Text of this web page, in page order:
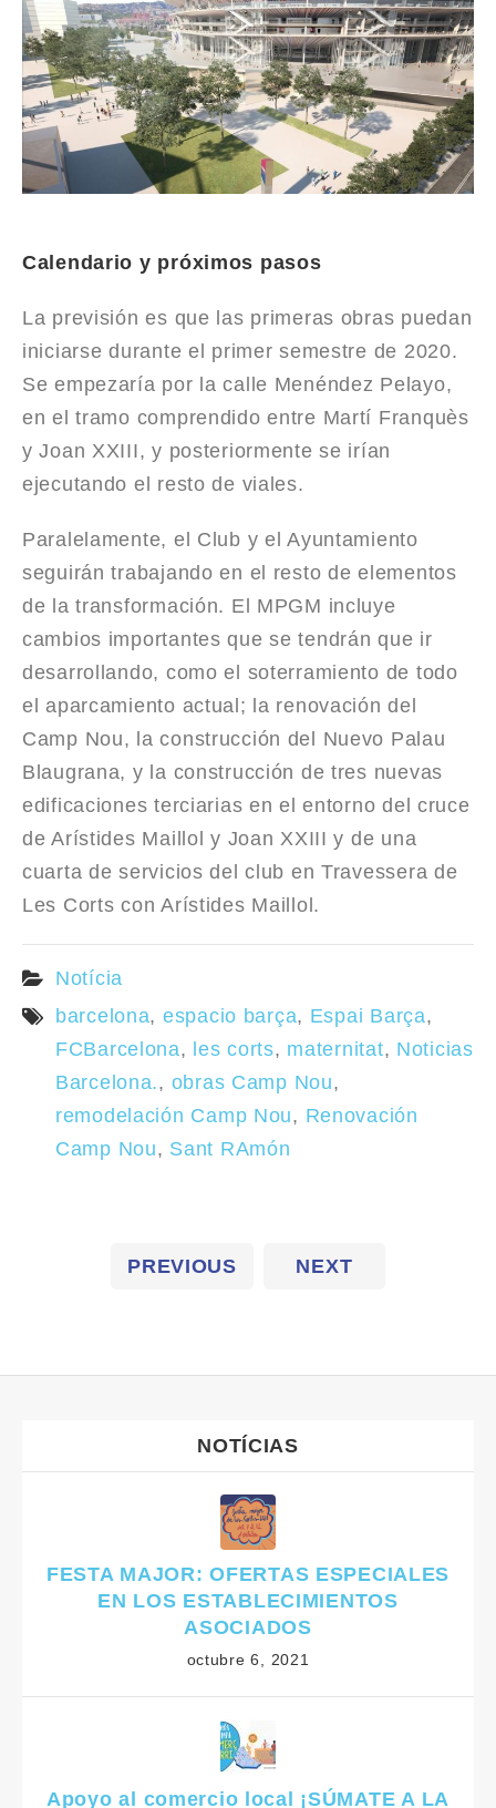
Calendario y próximos pasos
La previsión es que las primeras obras puedan
iniciarse durante el primer semestre de 2020.
Se empezaría por la calle Menéndez Pelayo,
en el tramo comprendido entre Martí Franquès
y Joan XXIII, y posteriormente se irían
ejecutando el resto de viales.
Paralelamente, el Club y el Ayuntamiento
seguirán trabajando en el resto de elementos
de la transformación. El MPGM incluye
cambios importantes que se tendrán que ir
desarrollando, como el soterramiento de todo
el aparcamiento actual; la renovación del
Camp Nou, la construcción del Nuevo Palau
Blaugrana, y la construcción de tres nuevas
edificaciones terciarias en el entorno del cruce
de Arístides Maillol y Joan XXIII y de una
cuarta de servicios del club en Travessera de
Les Corts con Arístides Maillol.
Notícia
barcelona, espacio barça, Espai Barça,
FCBarcelona, les corts, maternitat, Noticias
Barcelona., obras Camp Nou,
remodelación Camp Nou, Renovación
Camp Nou, Sant RAmón
PREVIOUS NEXT
NOTÍCIAS
FESTA MAJOR: OFERTAS ESPECIALES
EN LOS ESTABLECIMIENTOS
ASOCIADOS
octubre 6, 2021
Apoyo al comercio local ¡SÚMATE A LA